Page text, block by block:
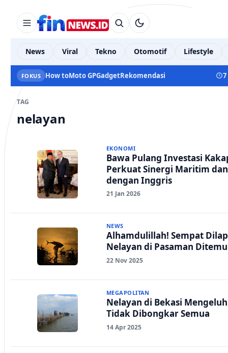
News Viral Tekno Otomotif Lifestyle
FOKUS How toMoto GPGadgetRekomendasi
TAG
nelayan
EKONOMI
Bawa Pulang Investasi
Perkuat Sinergi Maritim
dengan Inggris
21 Jan 2026
NEWS
Alhamdulillah! Sempat
Nelayan di Pasaman
22 Nov 2025
MEGAPOLITAN
Nelayan di Bekasi
Tidak Dibongkar Semua
14 Apr 2025